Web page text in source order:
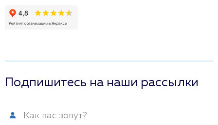
Подпишитесь на наши рассылки